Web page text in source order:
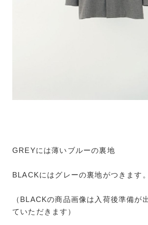
GREYには薄いブルーの裏地
BLACKにはグレーの裏地がつきます。
（BLACKの商品画像は入荷後準備が
ていただきます）